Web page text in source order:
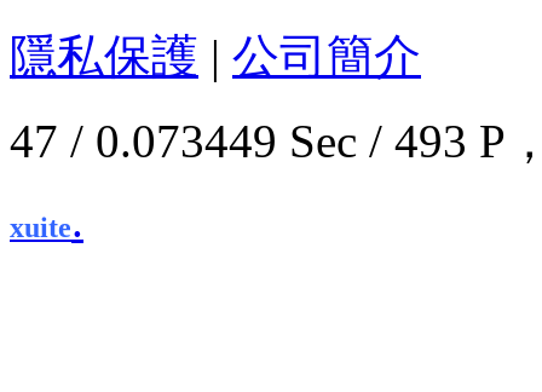
隱私保護 | 公司簡介
47 / 0.073449 Sec / 493
xuite.